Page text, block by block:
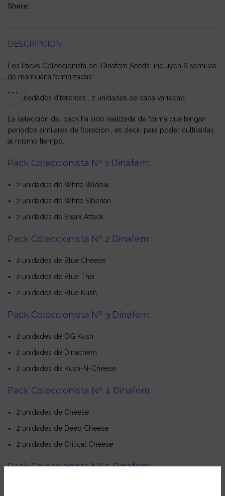
Share:
DESCRIPCIÓN
Los Packs Coleccionista de Dinafem Seeds incluyen 6 semillas
de marihuana feminizadas:
-3 variedades diferentes , 2 unidades de cada variedad.
La selección del pack ha sido realizada de forma que tengan
periodos similares de floración , es decir, para poder cultivarlas
al mismo tiempo.
Pack Coleccionista Nº 1 Dinafem:
2 unidades de White Widow
2 unidades de White Siberian
2 unidades de Shark Attack
Pack Coleccionista Nº 2 Dinafem:
2 unidades de Blue Cheese
2 unidades de Blue Thai
2 unidades de Blue Kush
Pack Coleccionista Nº 3 Dinafem:
2 unidades de OG Kush
2 unidades de Dinachem
2 unidades de Kush-N-Cheese
Pack Coleccionista Nº 4 Dinafem:
2 unidades de Cheese
2 unidades de Deep Cheese
2 unidades de Critical Cheese
Pack Coleccionista Nº 5 Dinafem: